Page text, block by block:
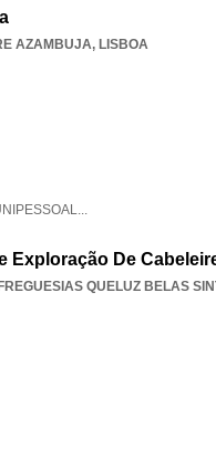
AZAMBUJA, LISBOA
...
Exploração De
QUELUZ BELAS